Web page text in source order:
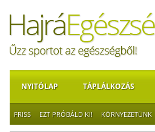
NYITÓLAP TÁPLÁLKOZÁS
FRISS EZT PRÓBÁLD KI! KÖRNYEZETÜNK